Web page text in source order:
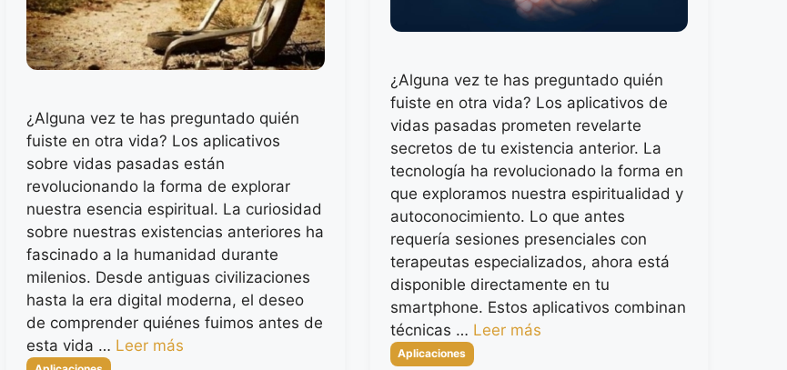
¿Alguna vez te has preguntado quién
fuiste en otra vida? Los aplicativos
sobre vidas pasadas están
revolucionando la forma de explorar
nuestra esencia espiritual. La curiosidad
sobre nuestras existencias anteriores ha
fascinado a la humanidad durante
milenios. Desde antiguas civilizaciones
hasta la era digital moderna, el deseo
de comprender quiénes fuimos antes de
esta vida … Leer más
Categorías
¿Alguna vez te has preguntado quién
fuiste en otra vida? Los aplicativos de
vidas pasadas prometen revelarte
secretos de tu existencia anterior. La
tecnología ha revolucionado la forma en
que exploramos nuestra espiritualidad y
autoconocimiento. Lo que antes
requería sesiones presenciales con
terapeutas especializados, ahora está
disponible directamente en tu
smartphone. Estos aplicativos combinan
técnicas … Leer más
Categorías
Aplicaciones